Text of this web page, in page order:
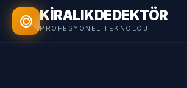
KİRALIKDEDEKTÖR
PROFESYONEL TEKNOLOJI